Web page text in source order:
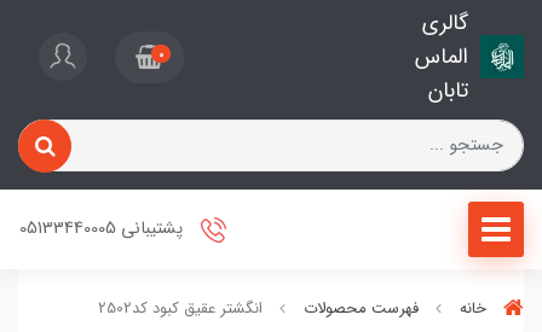
گالری
الماس
تابان
0
پشتیبانی 05133440005
خانه فهرست محصولات انگشتر عقیق کبود کد2502